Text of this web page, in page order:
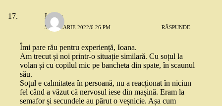
Laura
5 IANUARIE 2022/6:26 PM RĂSPUNDE
Îmi pare rău pentru experiență, Ioana.
Am trecut și noi printr-o situație similară. Cu soțul la
volan și cu copilul mic pe bancheta din spate, în scaunul
său.
Soțul e calmitatea în persoană, nu a reacționat în niciun
fel când a văzut că nervosul iese din mașină. Eram la
semafor și secundele au părut o veșnicie. Așa cum